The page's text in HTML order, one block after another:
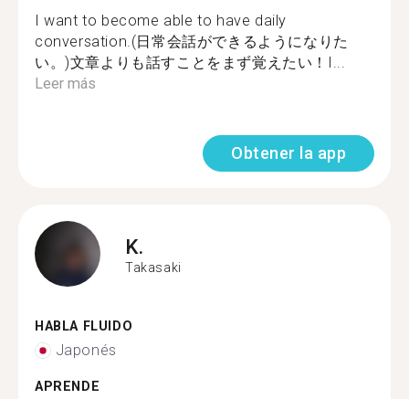
I want to become able to have daily
conversation.(日常会話ができるようになりた
い。)文章よりも話すことをまず覚えたい！I...
Leer más
Obtener la app
K.
Takasaki
HABLA FLUIDO
Japonés
APRENDE